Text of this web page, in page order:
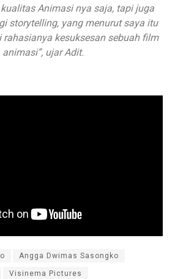
Animasi nya saja, tapi juga
storytelling, yang menurut saya itu
rahasianya kesuksesan sebuah film
animasi”, ujar Adit.
Angga Dwimas Sasongko
Visinema Pictures